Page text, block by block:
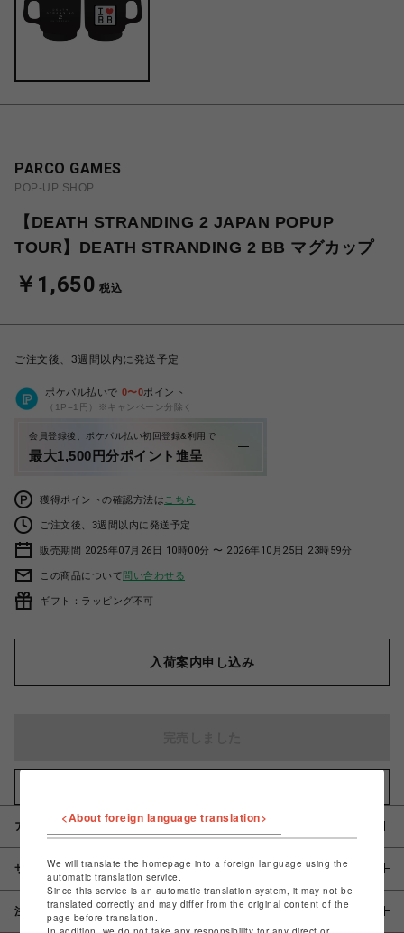
PARCO GAMES
POP-UP SHOP
【DEATH STRANDING 2 JAPAN POPUP
TOUR】DEATH STRANDING 2 BB マグカップ
￥1,650 税込
ご注文後、3週間以内に発送予定
ポケパル払いで 0〜0ポイント
（1P=1円）※キャンペーン分除く
会員登録後、ポケパル払い初回登録&利用で
最大1,500円分ポイント進呈
獲得ポイントの確認方法は こちら
ご注文後、3週間以内に発送予定
販売期間 2025年07月26日 10時00分 〜 2026年10月25日 23時59分
この商品について問い合わせる
ギフト：ラッピング不可
入荷案内申し込み
アイテム説明 / 素材
サイズ
注意事項
<About foreign language translation>
We will translate the homepage into a foreign language using the
automatic translation service.
Since this service is an automatic translation system, it may not be
translated correctly and may differ from the original content of the
page before translation.